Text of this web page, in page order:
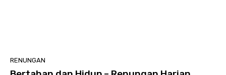
RENUNGAN